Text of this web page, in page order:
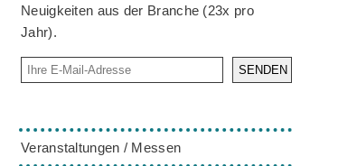
Neuigkeiten aus der Branche (23x pro
Jahr).
SENDEN
Veranstaltungen / Messen